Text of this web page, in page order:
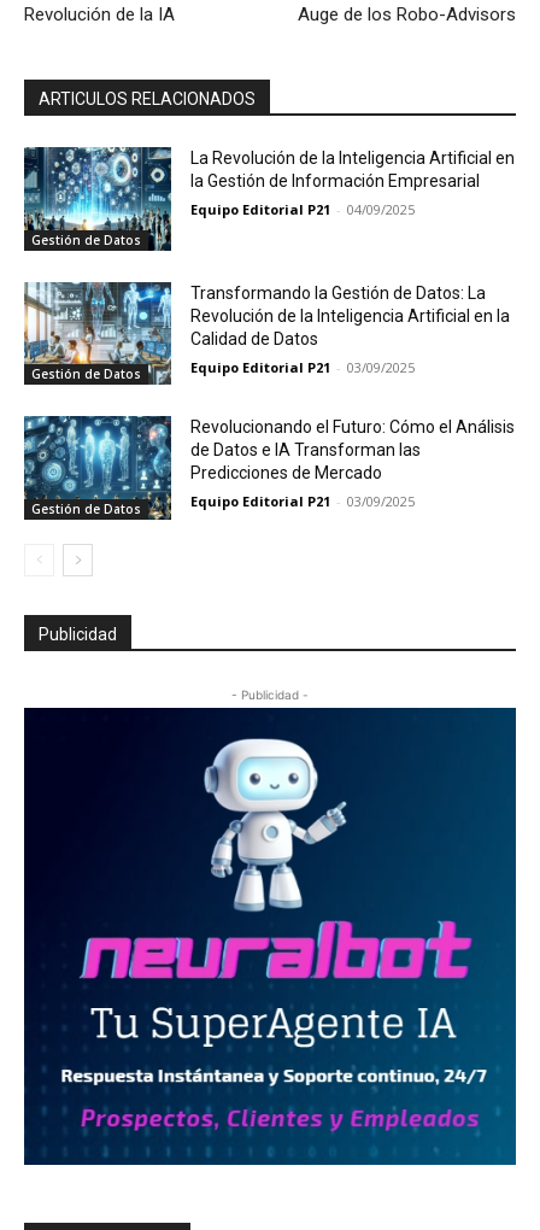
Revolución de la IA
Auge de los Robo-Advisors
ARTICULOS RELACIONADOS
Gestión de Datos
La Revolución de la Inteligencia Artificial en
la Gestión de Información Empresarial
Equipo Editorial P21 - 04/09/2025
Gestión de Datos
Transformando la Gestión de Datos: La
Revolución de la Inteligencia Artificial en la
Calidad de Datos
Equipo Editorial P21 - 03/09/2025
Gestión de Datos
Revolucionando el Futuro: Cómo el Análisis
de Datos e IA Transforman las
Predicciones de Mercado
Equipo Editorial P21 - 03/09/2025
Publicidad
- Publicidad -